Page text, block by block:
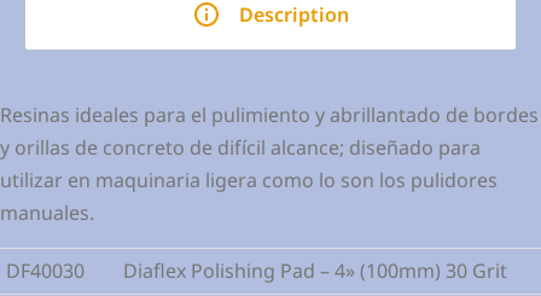
Description
Resinas ideales para el pulimiento y abrillantado de bordes
y orillas de concreto de difícil alcance; diseñado para
utilizar en maquinaria ligera como lo son los pulidores
manuales.
DF40030
Diaflex Polishing Pad – 4» (100mm) 30 Grit